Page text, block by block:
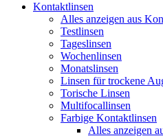
Kontaktlinsen
Alles anzeigen aus
Testlinsen
Tageslinsen
Wochenlinsen
Monatslinsen
Linsen für trockene
Torische Linsen
Multifocallinsen
Farbige Kontaktlinsen
Alles anzeigen